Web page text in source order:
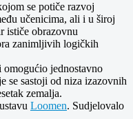
se potiče razvoj
učenicima, ali i u široj
ističe obrazovnu
zanimljivih logičkih
jednostavno
se sastoji od niza izazovnih
zemalja.
Loomen. Sudjelovalo